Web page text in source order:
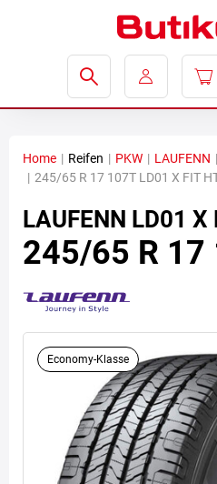
Economy-Klasse
Home | Reifen | PKW | LAUFENN |
| 245/65 R 17 107T LD01 X FIT
LAUFENN LD01 X
245/65 R 17